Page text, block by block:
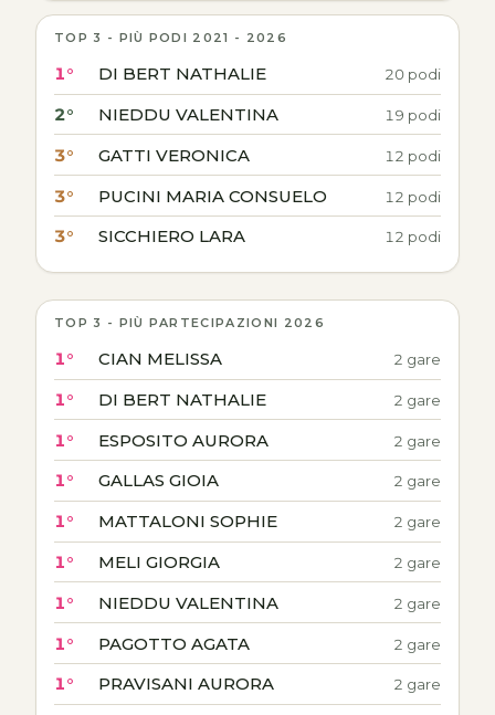
TOP 3 - PIÙ PODI 2021 - 2026
1° DI BERT NATHALIE 20 podi
2° NIEDDU VALENTINA 19 podi
3° GATTI VERONICA 12 podi
3° PUCINI MARIA CONSUELO 12 podi
3° SICCHIERO LARA 12 podi
TOP 3 - PIÙ PARTECIPAZIONI 2026
1° CIAN MELISSA 2 gare
1° DI BERT NATHALIE 2 gare
1° ESPOSITO AURORA 2 gare
1° GALLAS GIOIA 2 gare
1° MATTALONI SOPHIE 2 gare
1° MELI GIORGIA 2 gare
1° NIEDDU VALENTINA 2 gare
1° PAGOTTO AGATA 2 gare
1° PRAVISANI AURORA 2 gare